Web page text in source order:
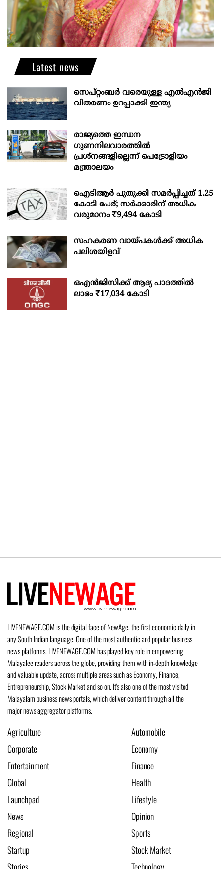
Latest news
സെപ്റ്റംബർ വരെയുള്ള എൽഎൻജി
വിതരണം ഉറപ്പാക്കി ഇന്ത്യ
രാജ്യത്തെ ഇന്ധന
ഗുണനിലവാരത്തില്‍
പ്രശ്‌നങ്ങളില്ലെന്ന് പെട്രോളിയം
മന്ത്രാലയം
ഐടിആര്‍ പുതുക്കി സമർപ്പിച്ചത് 1.25
കോടി പേര്; സർക്കാരിന് അധിക
വരുമാനം ₹9,494 കോടി
സഹകരണ വായ്പകള്‍ക്ക് അധിക
പലിശയിളവ്
ഒഎന്‍ജിസിക്ക് ആദ്യ പാദത്തില്‍
ലാഭം ₹17,034 കോടി
LIVENEWAGE.COM is the digital face of NewAge, the first economic daily in
any South Indian language. One of the most authentic and popular business
news platforms, LIVENEWAGE.COM has played key role in empowering
Malayalee readers across the globe, providing them with in-depth knowledge
and valuable update, across multiple areas such as Economy, Finance,
Entrepreneurship, Stock Market and so on. It's also one of the most visited
Malayalam business news portals, which deliver content through all the
major news aggregator platforms.
Agriculture
Automobile
Corporate
Economy
Entertainment
Finance
Global
Health
Launchpad
Lifestyle
News
Opinion
Regional
Sports
Startup
Stock Market